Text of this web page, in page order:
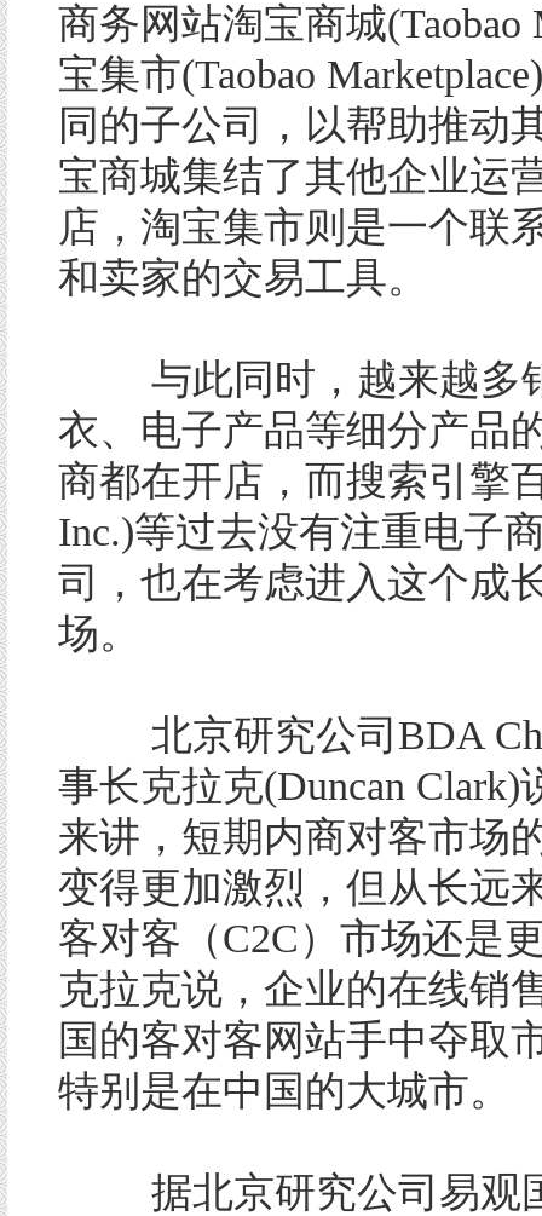
商务网站淘宝商城(Taobao
宝集市(Taobao
同的子公司，以帮助推动
宝商城集结了其他企业运
店，淘宝集市则是一个联
和卖家的交易工具。
与此同时，越来越多
衣、电子产品等细分产品
商都在开店，而搜索引擎
Inc.)等过去没有注重电子
司，也在考虑进入这个成
场。
北京研究公司BDA
事长克拉克(Duncan Clark)
来讲，短期内商对客市场
变得更加激烈，但从长远
客对客（C2C）市场还是
克拉克说，企业的在线销
国的客对客网站手中夺取
特别是在中国的大城市。
据北京研究公司易观